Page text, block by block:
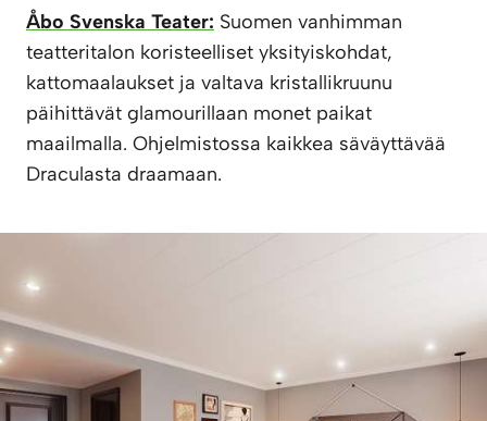
Åbo Svenska Teater: Suomen vanhimman
teatteritalon koristeelliset yksityiskohdat,
kattomaalaukset ja valtava kristallikruunu
päihittävät glamourillaan monet paikat
maailmalla. Ohjelmistossa kaikkea säväyttävää
Draculasta draamaan.